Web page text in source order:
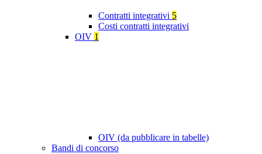
Contratti integrativi 5
Costi contratti integrativi
OIV 1
OIV (da pubblicare in tabelle)
Bandi di concorso